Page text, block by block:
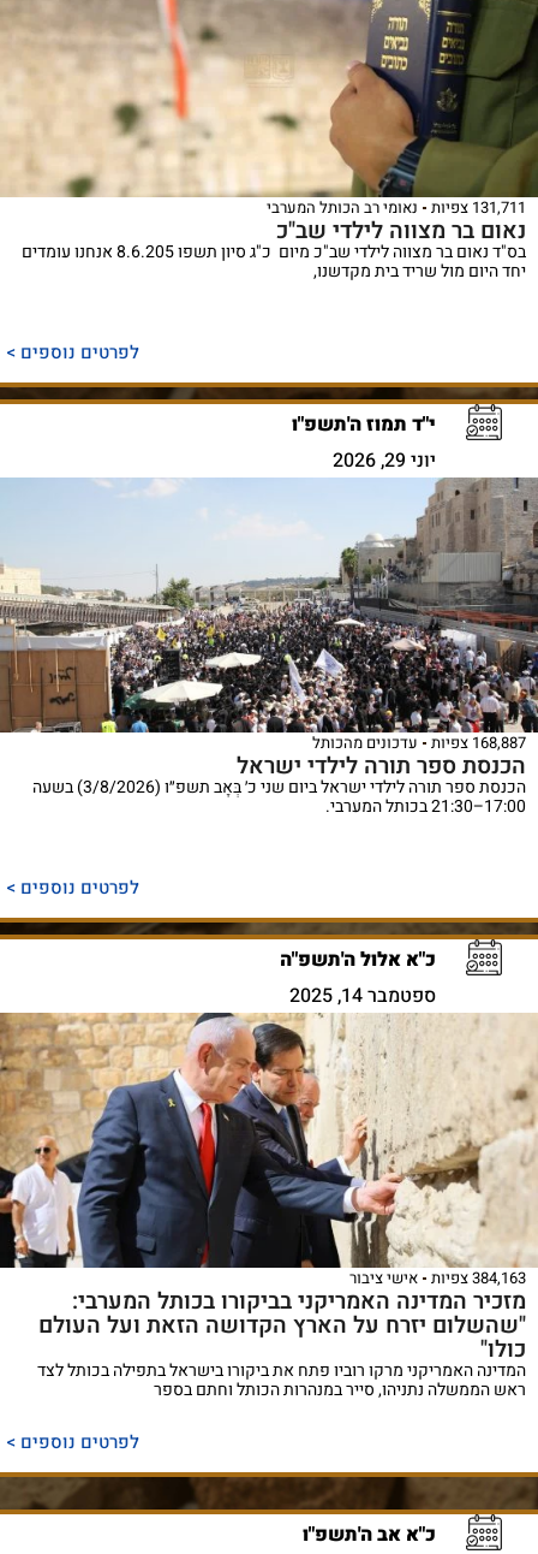
131,711 צפיות נאומי רב הכותל המערבי
נאום בר מצווה לילדי שב"כ
בס"ד נאום בר מצווה לילדי שב"כ מיום כ"ג סיון תשפו 8.6.205 אנחנו עומדים
יחד היום מול שריד בית מקדשנו,
לפרטים נוספים >
י"ד תמוז ה'תשפ"ו
יוני 29, 2026
168,887 צפיות עדכונים מהכותל
הכנסת ספר תורה לילדי ישראל
הכנסת ספר תורה לילדי ישראל ביום שני כ׳ בְּאָב תשפ״ו (3/8/2026) בשעה
17:00–21:30 בכותל המערבי.
לפרטים נוספים >
כ"א אלול ה'תשפ"ה
ספטמבר 14, 2025
384,163 צפיות אישי ציבור
מזכיר המדינה האמריקני בביקורו בכותל המערבי:
"שהשלום יזרח על הארץ הקדושה הזאת ועל העולם
כולו"
המדינה האמריקני מרקו רוביו פתח את ביקורו בישראל בתפילה בכותל לצד
ראש הממשלה נתניהו, סייר במנהרות הכותל וחתם בספר
לפרטים נוספים >
כ"א אב ה'תשפ"ו